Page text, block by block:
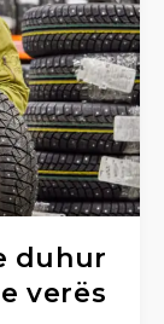
duhur
verës